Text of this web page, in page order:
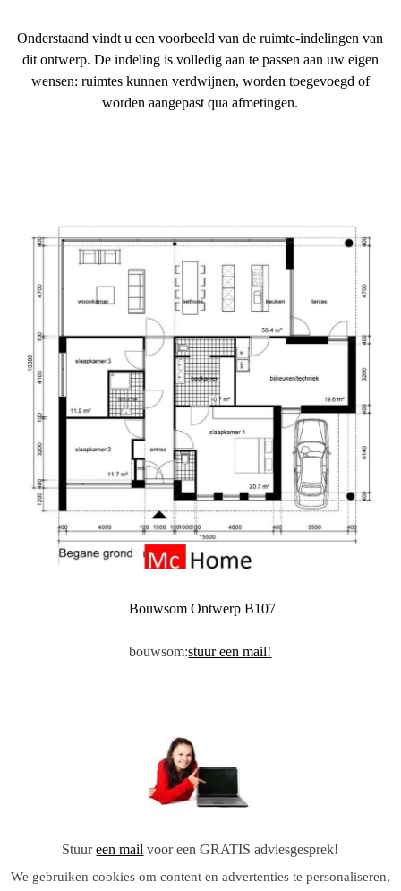
Onderstaand vindt u een voorbeeld van de ruimte-indelingen van
dit ontwerp. De indeling is volledig aan te passen aan uw eigen
wensen: ruimtes kunnen verdwijnen, worden toegevoegd of
worden aangepast qua afmetingen.
Bouwsom Ontwerp B107
bouwsom:stuur een mail!
Stuur een mail voor een GRATIS adviesgesprek!
We gebruiken cookies om content en advertenties te personaliseren,